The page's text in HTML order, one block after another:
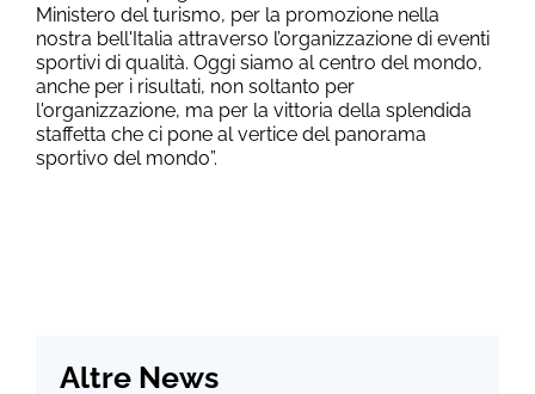
Ministero del turismo, per la promozione nella
nostra bell'Italia attraverso l’organizzazione di eventi
sportivi di qualità. Oggi siamo al centro del mondo,
anche per i risultati, non soltanto per
l'organizzazione, ma per la vittoria della splendida
staffetta che ci pone al vertice del panorama
sportivo del mondo”.
Altre News